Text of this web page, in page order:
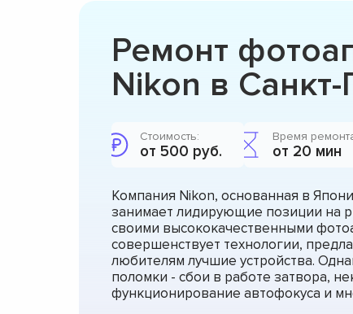
Ремонт
Nikon в
Стоимость:
от 500 руб.
Время
от 20 мин
Компания Nikon, основанная в
занимает лидирующие позиции на
своими высококачественными
совершенствует технологии,
любителям лучшие устройства.
поломки - сбои в работе затвора,
функционирование автофокуса и